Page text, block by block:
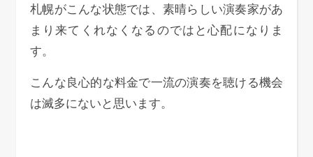
札幌がこんな状態では、素晴らしい演奏家があ
まり来てくれなくなるのではと心配になりま
す。
こんな良心的な料金で一流の演奏を聴ける機会
は滅多にないと思います。